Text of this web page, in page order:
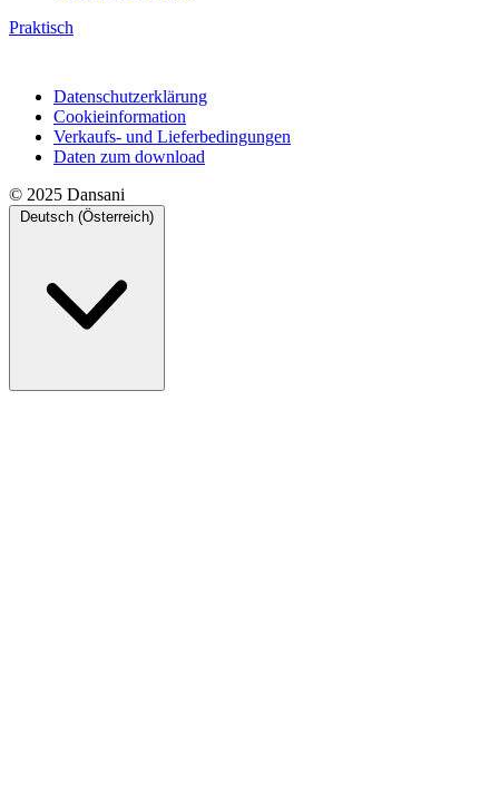
Praktisch
Datenschutzerklärung
Cookieinformation
Verkaufs- und Lieferbedingungen
Daten zum download
© 2025 Dansani
Deutsch (Österreich)